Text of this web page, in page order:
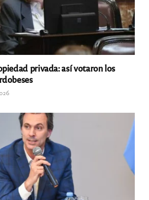
privada: así votaron los